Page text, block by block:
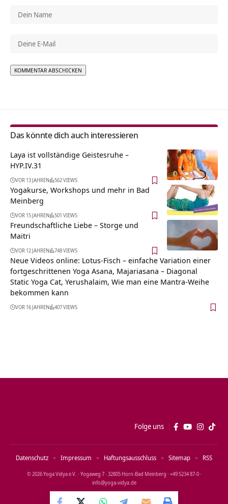
Das könnte dich auch interessieren
Laya ist vollständige Geistesruhe –
HYP.IV.31
VOR 13 JAHREN 562 VIEWS
Yogakurse, Workshops und mehr in Bad
Meinberg
VOR 15 JAHREN 501 VIEWS
Freundschaftliche Liebe – Storge und
Maitri
VOR 12 JAHREN 748 VIEWS
Neue Videos online: Lotus-Fisch – einfache Variation einer
fortgeschrittenen Yoga Asana, Majariasana – Diagonal
Static Yoga Cat, Yerushalaim, Wie man eine Mantra-Weihe
bekommen kann
VOR 16 JAHREN 407 VIEWS
Folge uns
© 2026 Yoga Vidya e.V. · Yogaweg 7 · 32805 Horn‑Bad Meinberg · +49 5234 87‑0 ·
info@yoga‑vidya.de
Datenschutz Impressum Haftungsausschluss Sitemap RSS